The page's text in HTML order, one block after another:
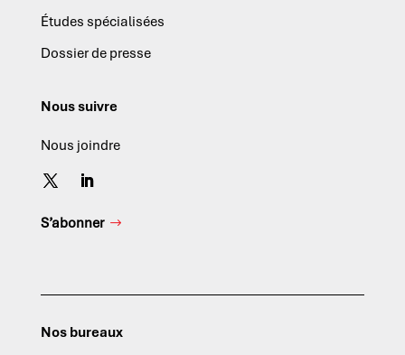
Études spécialisées
Dossier de presse
Nous suivre
Nous joindre
S’abonner
Nos bureaux